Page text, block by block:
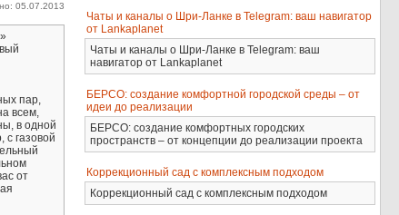
05.07.2013
пар,
всем,
в одной
с газовой
от
Чаты и каналы о Шри-Ланке в Telegram: ваш навигатор
от Lankaplanet
Чаты и каналы о Шри-Ланке в Telegram: ваш
навигатор от Lankaplanet
БЕРСО: создание комфортной городской среды – от
идеи до реализации
БЕРСО: создание комфортных городских
пространств – от концепции до реализации проекта
Коррекционный сад с комплексным подходом
Коррекционный сад с комплексным подходом